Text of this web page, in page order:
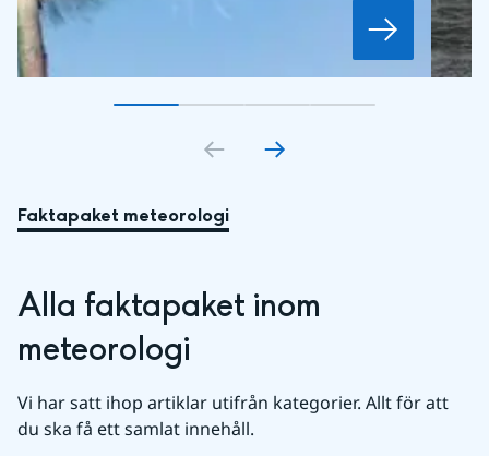
Gå till bildkort1
Gå till bildkort2
Gå till bildkort3
Gå till bildkort
Faktapaket meteorologi
Alla faktapaket inom
meteorologi
Vi har satt ihop artiklar utifrån kategorier. Allt för att
du ska få ett samlat innehåll.